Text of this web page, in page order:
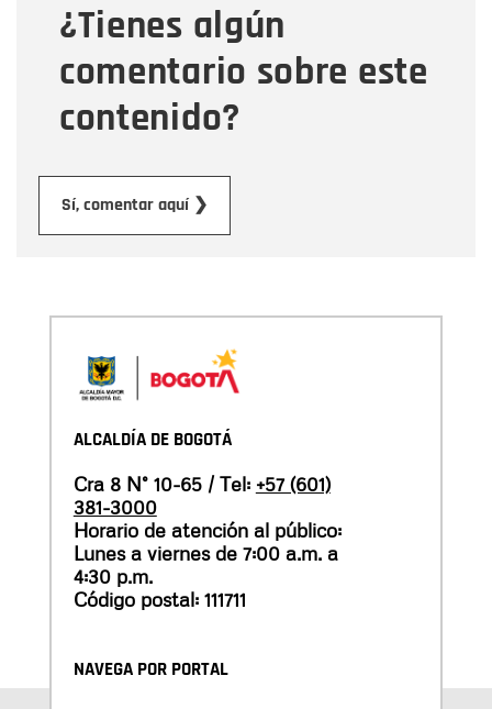
¿Tienes algún
comentario sobre este
contenido?
Sí, comentar aquí ❯
Mensaje
ALCALDÍA DE BOGOTÁ
Cra 8 N° 10-65 / Tel: +57 (601)
381-3000
Horario de atención al público:
Lunes a viernes de 7:00 a.m. a
4:30 p.m.
Código postal: 111711
NAVEGA POR PORTAL